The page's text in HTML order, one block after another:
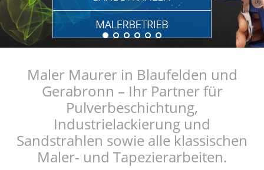
Maler Maurer in Blaufelden und
Gerabronn – Ihr Partner für
Pulverbeschichtung,
Industrielackierung und
Sandstrahlen sowie alle klassischen
Maler- und Tapezierarbeiten.